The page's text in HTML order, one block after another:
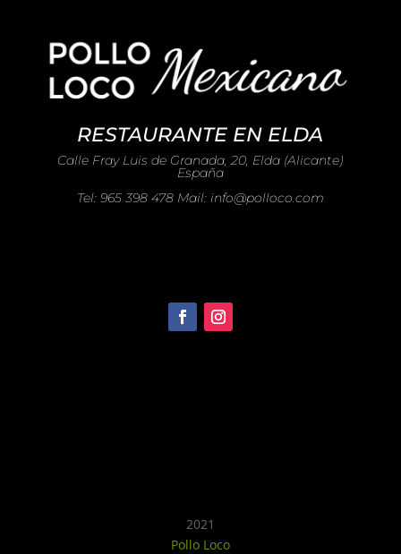
RESTAURANTE EN ELDA
Calle Fray Luis de Granada, 20, Elda (Alicante)
España
Tel: 965 398 478 Mail: info@polloco.com
2021
Pollo Loco